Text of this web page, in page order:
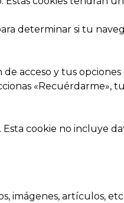
determinar si tu
acceso y tus
«Recuérdarme»,
cookie no incluye
imágenes, artículos,